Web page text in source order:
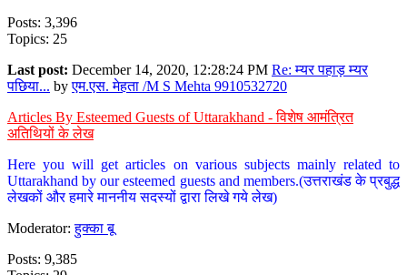
Posts: 3,396
Topics: 25
Last post: December 14, 2020, 12:28:24 PM Re: म्यर पहाड़ म्यर
पछिया... byएम.एस. मेहता /M S Mehta 9910532720
Articles By Esteemed Guests of Uttarakhand - विशेष आमंत्रित
अतिथियों के लेख
Here you will get articles on various subjects mainly related to
Uttarakhand by our esteemed guests and members.(उत्तराखंड के प्रबुद्ध
लेखकों और हमारे माननीय सदस्यों द्वारा लिखे गये लेख)
Moderator:हुक्का बू
Posts: 9,385